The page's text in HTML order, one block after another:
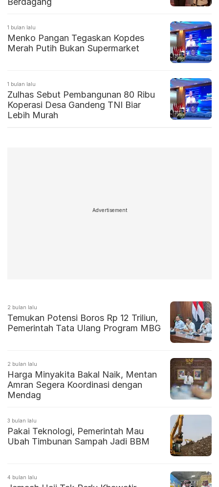
1 bulan lalu
Menko Pangan Tegaskan Kopdes
Merah Putih Bukan Supermarket
1 bulan lalu
Zulhas Sebut Pembangunan 80 Ribu
Koperasi Desa Gandeng TNI Biar
Lebih Murah
Advertisement
2 bulan lalu
Temukan Potensi Boros Rp 12 Triliun,
Pemerintah Tata Ulang Program MBG
2 bulan lalu
Harga Minyakita Bakal Naik, Mentan
Amran Segera Koordinasi dengan
Mendag
3 bulan lalu
Pakai Teknologi, Pemerintah Mau
Ubah Timbunan Sampah Jadi BBM
4 bulan lalu